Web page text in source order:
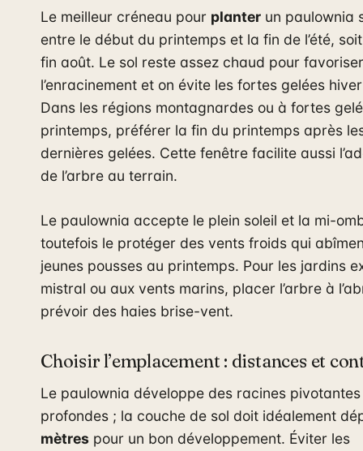
Le meilleur créneau pour planter un paulownia
entre le début du printemps et la fin de l’été,
fin août. Le sol reste assez chaud pour favoriser
l’enracinement et on évite les fortes gelées
Dans les régions montagnardes ou à fortes
printemps, préférer la fin du printemps après
dernières gelées. Cette fenêtre facilite aussi
de l’arbre au terrain.
Le paulownia accepte le plein soleil et la mi-
toutefois le protéger des vents froids qui
jeunes pousses au printemps. Pour les jardins
mistral ou aux vents marins, placer l’arbre à
prévoir des haies brise-vent.
Choisir l’emplacement : distances et
Le paulownia développe des racines pivotantes
profondes ; la couche de sol doit idéalement
mètres pour un bon développement. Éviter les